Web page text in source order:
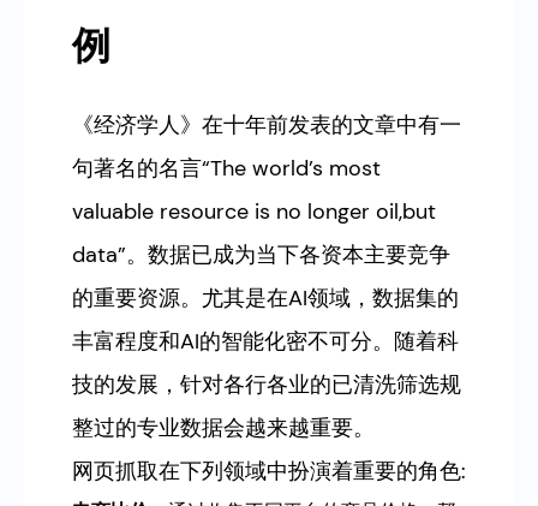
例
《经济学人》在十年前发表的文章中有一
句著名的名言“The world’s most
valuable resource is no longer oil,but
data”。数据已成为当下各资本主要竞争
的重要资源。尤其是在AI领域，数据集的
丰富程度和AI的智能化密不可分。随着科
技的发展，针对各行各业的已清洗筛选规
整过的专业数据会越来越重要。
网页抓取在下列领域中扮演着重要的角色: